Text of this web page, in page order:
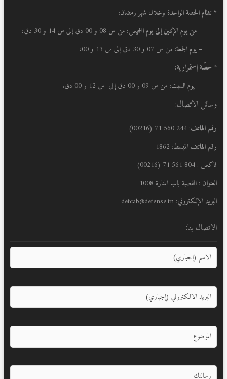
* نظام الحصة الواحدة وخلال شهر رمضان:
– من يوم الإثنين إلى يوم الخميس: من س 08 و 00 دق إلى س 14 و 30 دق،
– يوم الجمعة: من س 07 و 30 دق إلى س 13 و 00،
* حصّة إستمرارية:
– يوم السبت: من س 09 و 00 دق إلى س 12 و 00 دق.
وسائل الاتصال:
رقم الهاتف: 244 560 71 (00216)
رقم الهاتف المبسط: 1862
فاكس : 804 561 71 (00216)
العنوان : القصبة باب المنارة 1008
البريد الإلكتروني: defcab@defense.tn
الاتصال بنا: